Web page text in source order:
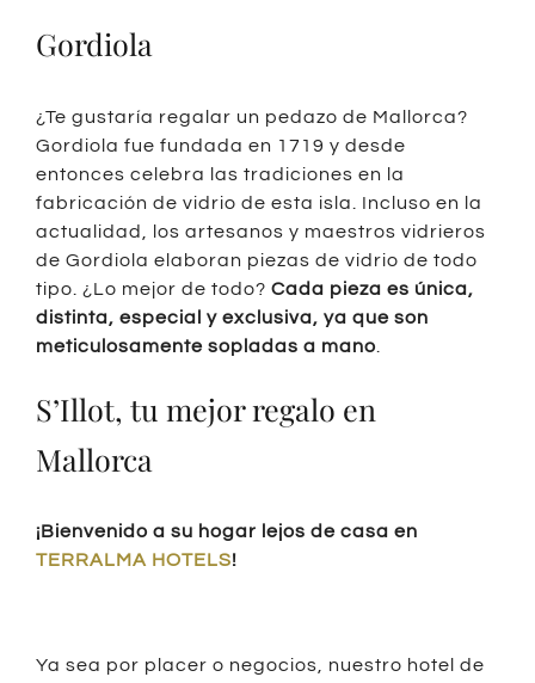
Gordiola
¿Te gustaría regalar un pedazo de Mallorca?
Gordiola fue fundada en 1719 y desde
entonces celebra las tradiciones en la
fabricación de vidrio de esta isla. Incluso en la
actualidad, los artesanos y maestros vidrieros
de Gordiola elaboran piezas de vidrio de todo
tipo. ¿Lo mejor de todo? Cada pieza es única,
distinta, especial y exclusiva, ya que son
meticulosamente sopladas a mano
S’Illot, tu mejor regalo en
Mallorca
¡Bienvenido a su hogar lejos de casa en
TERRALMA HOTELS!
Ya sea por placer o negocios, nuestro hotel de